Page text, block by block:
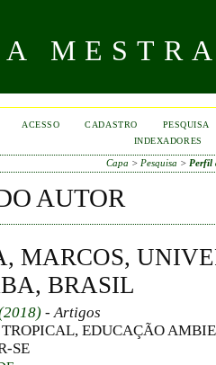
ACESSO CADASTRO
PESQUISA
INDEXADORES
Capa > Pesquisa > Perfil
AUTOR
MARCOS,
BRASIL
- Artigos
TROPICAL, EDUCAÇÃO
SE